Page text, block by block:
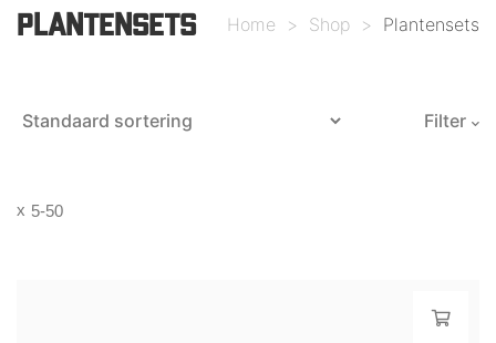
PLANTENSETS Home > Shop > Plantensets
Filter
5-50